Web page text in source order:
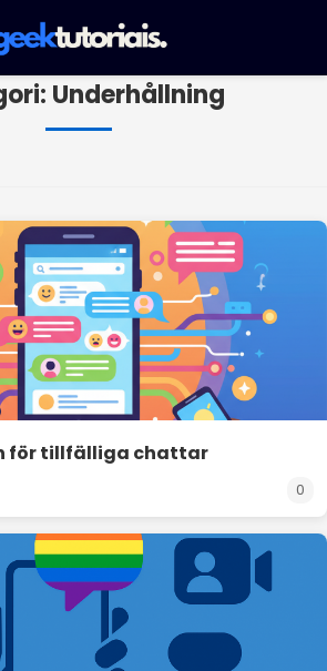
Underhållning
för tillfälliga chattar
0